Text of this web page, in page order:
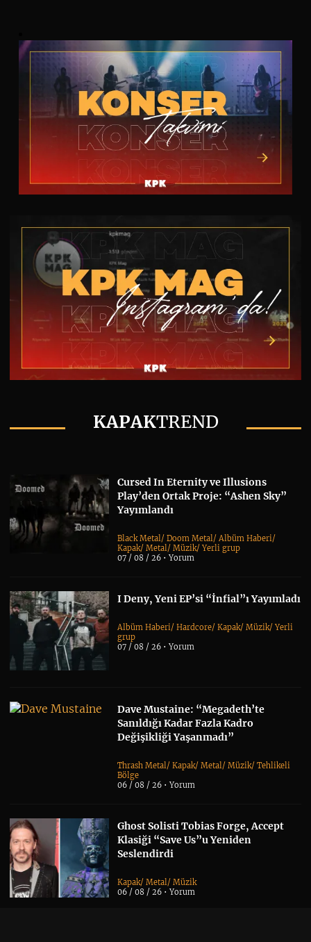
KAPAKTREND
Cursed In Eternity ve Illusions
Play’den Ortak Proje: “Ashen Sky”
Yayımlandı
Black Metal/Doom Metal/Albüm Haberi/
Kapak/Metal/Müzik/Yerli grup
07 / 08 / 26 •Yorum
I Deny, Yeni EP’si “İnfial”ı Yayımladı
Albüm Haberi/Hardcore/Kapak/Müzik/Yerli
grup
07 / 08 / 26 •Yorum
Dave Mustaine: “Megadeth’te
Sanıldığı Kadar Fazla Kadro
Değişikliği Yaşanmadı”
Thrash Metal/Kapak/Metal/Müzik/Tehlikeli
Bölge
06 / 08 / 26 •Yorum
Ghost Solisti Tobias Forge, Accept
Klasiği “Save Us”u Yeniden
Seslendirdi
Kapak/Metal/Müzik
06 / 08 / 26 •Yorum